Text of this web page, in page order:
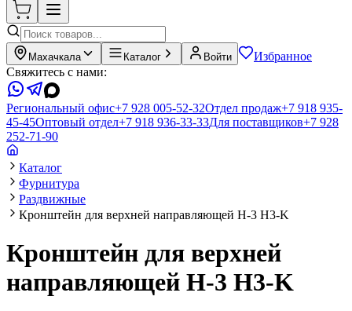
Махачкала Каталог Войти
Избранное
Свяжитесь с нами:
Региональный офис+7 928 005-52-32Отдел продаж+7 918 935-
45-45Оптовый отдел+7 918 936-33-33Для поставщиков+7 928
252-71-90
Каталог
Фурнитура
Раздвижные
Кронштейн для верхней направляющей H-3 H3-K
Кронштейн для верхней
направляющей H-3 H3-K